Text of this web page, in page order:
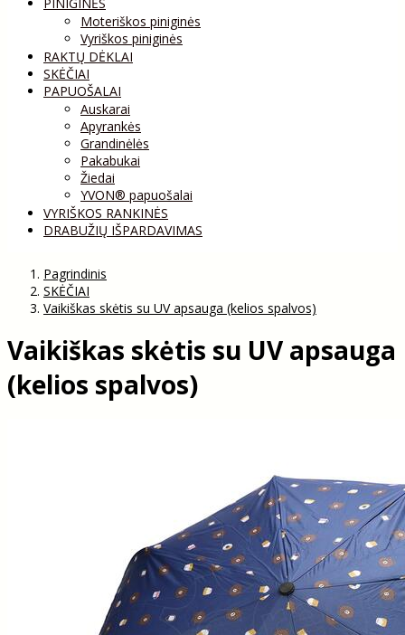
Moteriškos piniginės
Vyriškos piniginės
RAKTŲ DĖKLAI
SKĖČIAI
PAPUOŠALAI
Auskarai
Apyrankės
Grandinėlės
Pakabukai
Žiedai
YVON® papuošalai
VYRIŠKOS RANKINĖS
DRABUŽIŲ IŠPARDAVIMAS
Pagrindinis
SKĖČIAI
Vaikiškas skėtis su UV apsauga (kelios spalvos)
Vaikiškas skėtis su UV apsauga
(kelios spalvos)